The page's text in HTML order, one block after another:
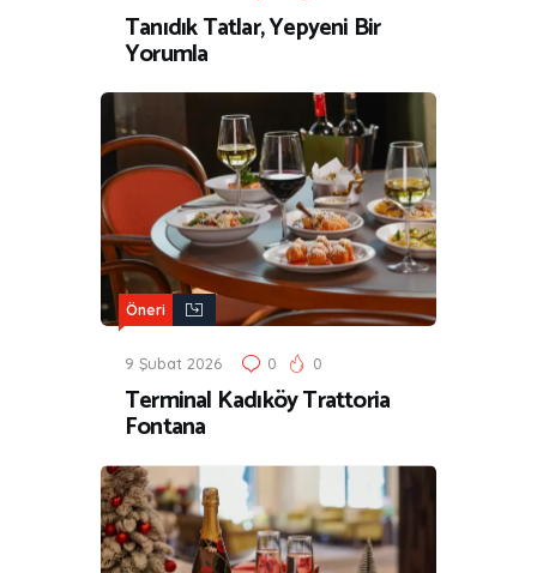
Tanıdık Tatlar, Yepyeni Bir
Yorumla
Öneri
9 Şubat 2026 0 0
Terminal Kadıköy Trattoria
Fontana